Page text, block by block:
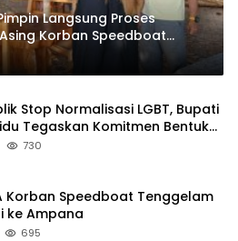
Langsung Proses
Korban Speedboat
Stop Normalisasi LGBT, Bupati
Tegaskan Komitmen Bentuk
Regulasi Daerah
730
Korban Speedboat Tenggelam
ke Ampana
695